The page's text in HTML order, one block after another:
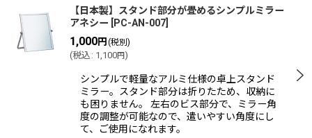
【日本製】スタンド部分が畳めるシンプルミラー
アネシー
PC-AN-007
1,000円 (税別)
(税込 : 1,100円)
シンプルで軽量なアルミ仕様の卓上スタンド
ミラー。スタンド部分は折りたため、収納に
も困りません。 左右のビス部分で、ミラー角
度の調整が可能なので、遣いやすい角度にし
て、ご使用になれます。